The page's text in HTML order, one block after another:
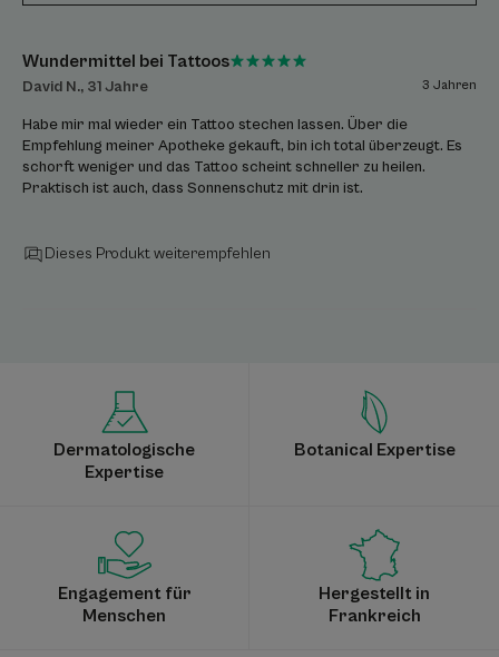
Wundermittel bei Tattoos
David N., 31 Jahre 3 Jahren
Habe mir mal wieder ein Tattoo stechen lassen. Über die
Empfehlung meiner Apotheke gekauft, bin ich total überzeugt. Es
schorft weniger und das Tattoo scheint schneller zu heilen.
Praktisch ist auch, dass Sonnenschutz mit drin ist.
Dieses Produkt weiterempfehlen
Dermatologische
Expertise
Botanical Expertise
Engagement für
Menschen
Hergestellt in
Frankreich